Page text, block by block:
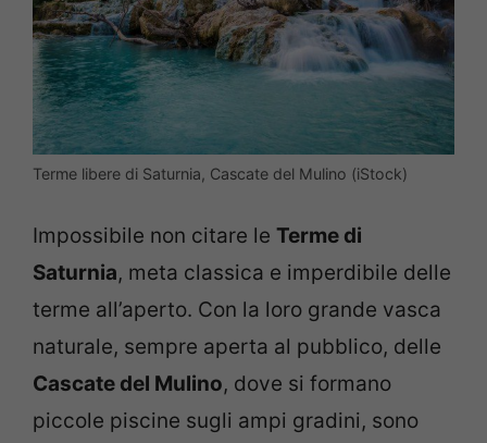
Terme libere di Saturnia, Cascate del Mulino (iStock)
Impossibile non citare le Terme di
Saturnia, meta classica e imperdibile delle
terme all’aperto. Con la loro grande vasca
naturale, sempre aperta al pubblico, delle
Cascate del Mulino, dove si formano
piccole piscine sugli ampi gradini, sono